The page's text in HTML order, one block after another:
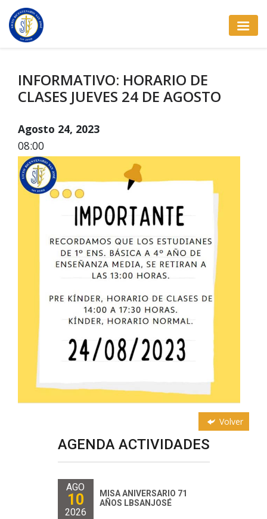
INFORMATIVO: HORARIO DE
CLASES JUEVES 24 DE AGOSTO
Agosto 24, 2023
08:00
Volver
AGENDA ACTIVIDADES
AGO
10
2026
MISA ANIVERSARIO 71
AÑOS LBSANJOSÉ